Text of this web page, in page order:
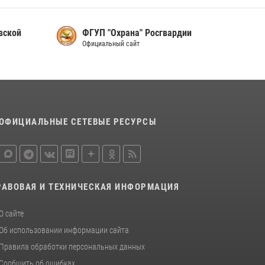
одержали победу
30 июля 2026, 05:10
Росгвардии пресекли хищение в магазине в
Росгвардии за минувшие сутки пресекли в
областном центре серию краж
ФГУП "Охрана" Росгвардии
Официальный сайт
СЕТЕВЫЕ РЕСУРСЫ
И ТЕХНИЧЕСКАЯ ИНФОРМАЦИЯ
О сайте
Об использовании информации сайта
Правила обработки персональных данных